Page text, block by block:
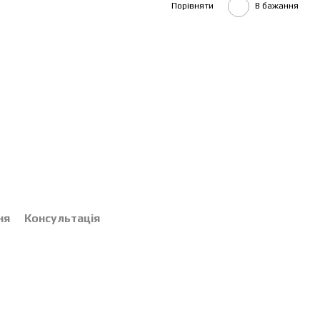
Порівняти В бажання
Консультація